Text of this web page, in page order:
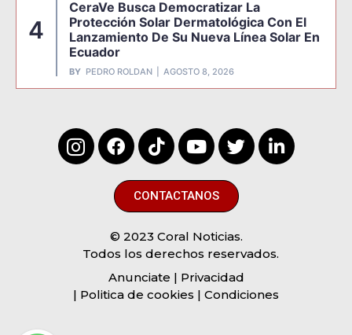
4
CeraVe Busca Democratizar La
Protección Solar Dermatológica Con El
Lanzamiento De Su Nueva Línea Solar En
Ecuador
BY PEDRO ROLDAN AGOSTO 8, 2026
CONTACTANOS
© 2023 Coral Noticias.
Todos los derechos reservados.
Anunciate | Privacidad
| Politica de cookies | Condiciones